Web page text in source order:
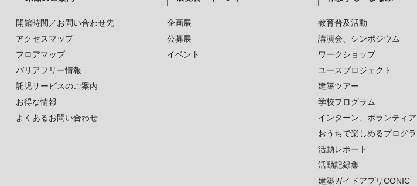
開館時間／お問い合わせ先
アクセスマップ
フロアマップ
バリアフリー情報
託児サービスのご案内
お得な情報
よくあるお問い合わせ
企画展
公募展
イベント
教育普及活動
講演会、シンポジウム
ワークショップ
ユースプロジェクト
建築ツアー
学校プログラム
インターン、ボランティア
おうちで楽しめるプログラ
活動レポート
活動記録集
建築ガイドアプリCONIC